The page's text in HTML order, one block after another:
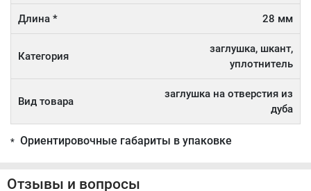
Длина * 28 мм
Категория
заглушка, шкант,
уплотнитель
Вид товара
заглушка на отверстия из
дуба
* Ориентировочные габариты в упаковке
Отзывы и вопросы